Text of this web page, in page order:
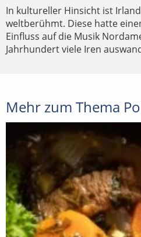
In kultureller Hinsicht ist
weltberühmt. Diese hatte
Einfluss auf die Musik
Jahrhundert viele Iren
Mehr zum Thema